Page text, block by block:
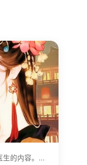
生的内容。...